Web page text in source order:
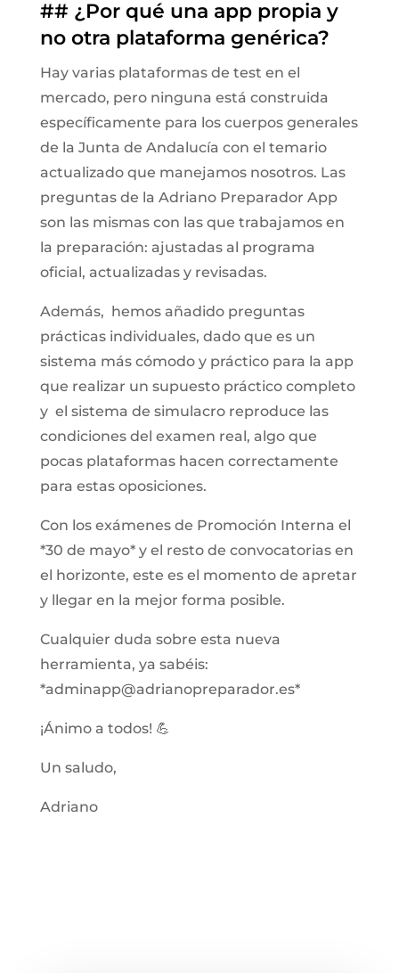
## ¿Por qué una app propia y
no otra plataforma genérica?
Hay varias plataformas de test en el
mercado, pero ninguna está construida
específicamente para los cuerpos generales
de la Junta de Andalucía con el temario
actualizado que manejamos nosotros. Las
preguntas de la Adriano Preparador App
son las mismas con las que trabajamos en
la preparación: ajustadas al programa
oficial, actualizadas y revisadas.
Además, hemos añadido preguntas
prácticas individuales, dado que es un
sistema más cómodo y práctico para la app
que realizar un supuesto práctico completo
y el sistema de simulacro reproduce las
condiciones del examen real, algo que
pocas plataformas hacen correctamente
para estas oposiciones.
Con los exámenes de Promoción Interna el
*30 de mayo* y el resto de convocatorias en
el horizonte, este es el momento de apretar
y llegar en la mejor forma posible.
Cualquier duda sobre esta nueva
herramienta, ya sabéis:
*adminapp@adrianopreparador.es*
¡Ánimo a todos! 💪
Un saludo,
Adriano